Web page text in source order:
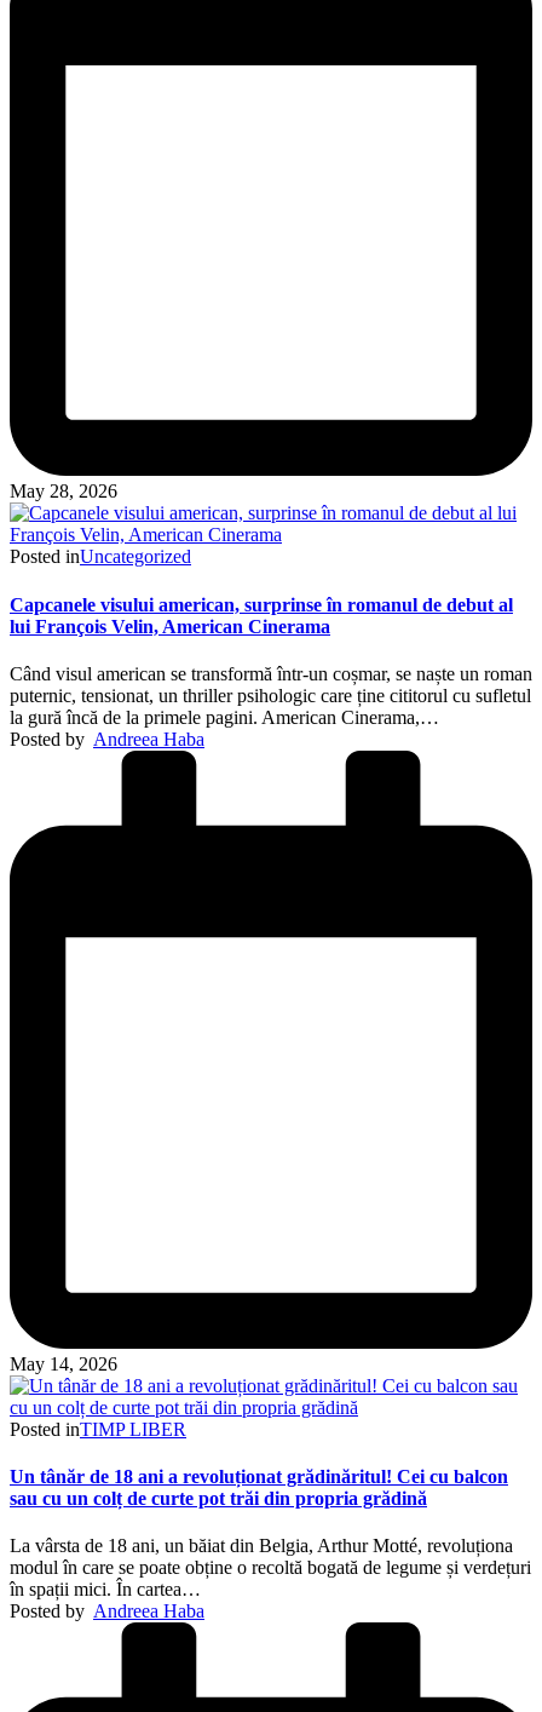
May 28, 2026
Posted inUncategorized
Capcanele visului american, surprinse în romanul de debut al
lui François Velin, American Cinerama
Când visul american se transformă într-un coșmar, se naște un roman
puternic, tensionat, un thriller psihologic care ține cititorul cu sufletul
la gură încă de la primele pagini. American Cinerama,…
Posted by Andreea Haba
May 14, 2026
Posted inTIMP LIBER
Un tânăr de 18 ani a revoluționat grădinăritul! Cei cu balcon
sau cu un colț de curte pot trăi din propria grădină
La vârsta de 18 ani, un băiat din Belgia, Arthur Motté, revoluționa
modul în care se poate obține o recoltă bogată de legume și verdețuri
în spații mici. În cartea…
Posted by Andreea Haba